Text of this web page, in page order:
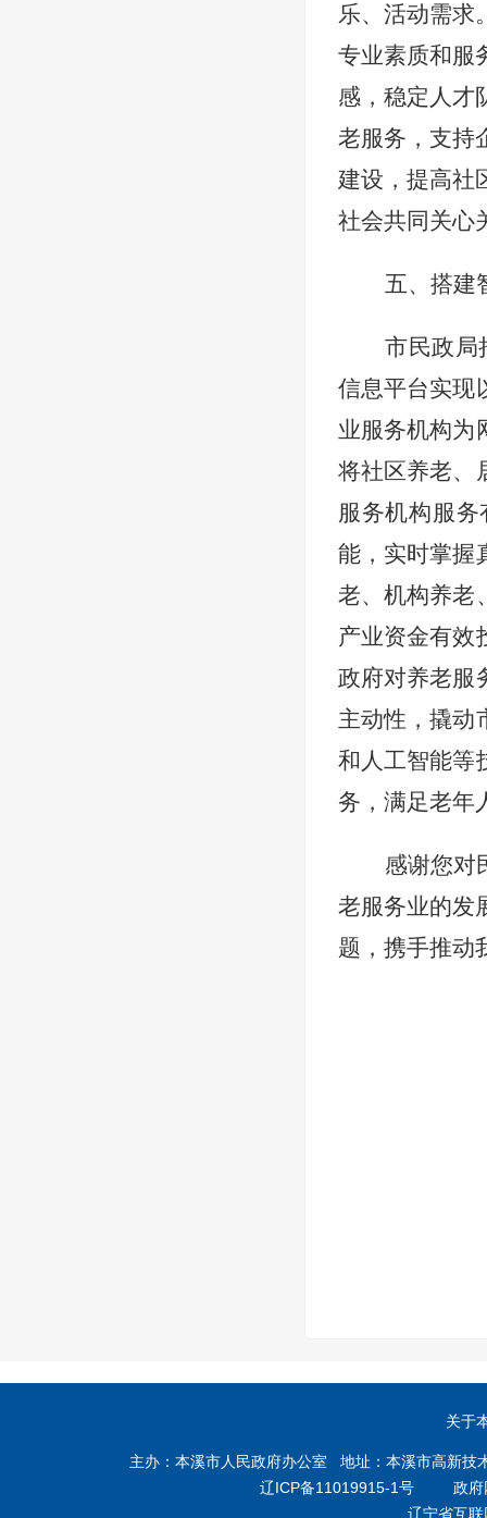
乐、活动需求
专业素质和服
感，稳定人才
老服务，支持
建设，提高社
社会共同关心
五、搭建
市民政局
信息平台实现
业服务机构为
将社区养老、
服务机构服
能，实时掌握
老、机构养老
产业资金有效
政府对养老服
主动性，撬动
和人工智能等
务，满足老年
感谢您对
老服务业的发
题，携手推动
关于
主办：本溪市人民政府办公室 地址：本溪市高新
辽ICP备11019915-1号 政府
辽宁省互